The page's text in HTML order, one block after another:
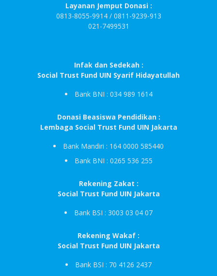
Layanan Jemput Donasi :
0813-8055-9914 / 0811-9239-913
021-7499531
Infak dan Sedekah :
Social Trust Fund UIN Syarif Hidayatullah
Bank BNI : 034 989 1614
Donasi Beasiswa Pendidikan :
Lembaga Social Trust Fund UIN Jakarta
Bank Mandiri : 164 0000 585440
Bank BNI : 0265 536 255
Rekening Zakat :
Social Trust Fund UIN Jakarta
Bank BSI : 3003 03 04 07
Rekening Wakaf :
Social Trust Fund UIN Jakarta
Bank BSI : 70 4126 2437